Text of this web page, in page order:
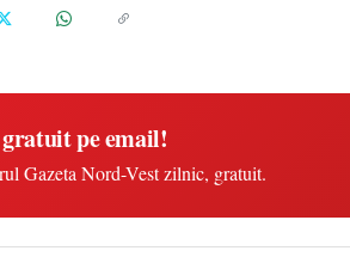
pe email!
Gazeta Nord-Vest zilnic, gratuit.